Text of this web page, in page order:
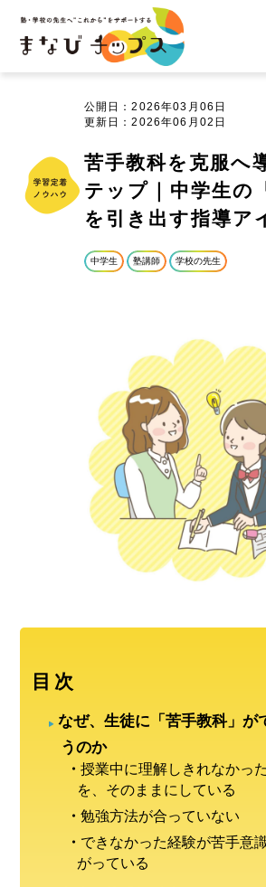
公開日：2026年03月06日
更新日：2026年06月02日
苦手教科を克服へ
テップ｜中学生の
を引き出す指導ア
中学生 塾講師 学校の先生
目次
なぜ、生徒に「苦手教科」が
うのか
授業中に理解しきれなかっ
を、そのままにしている
勉強方法が合っていない
できなかった経験が苦手意
がっている